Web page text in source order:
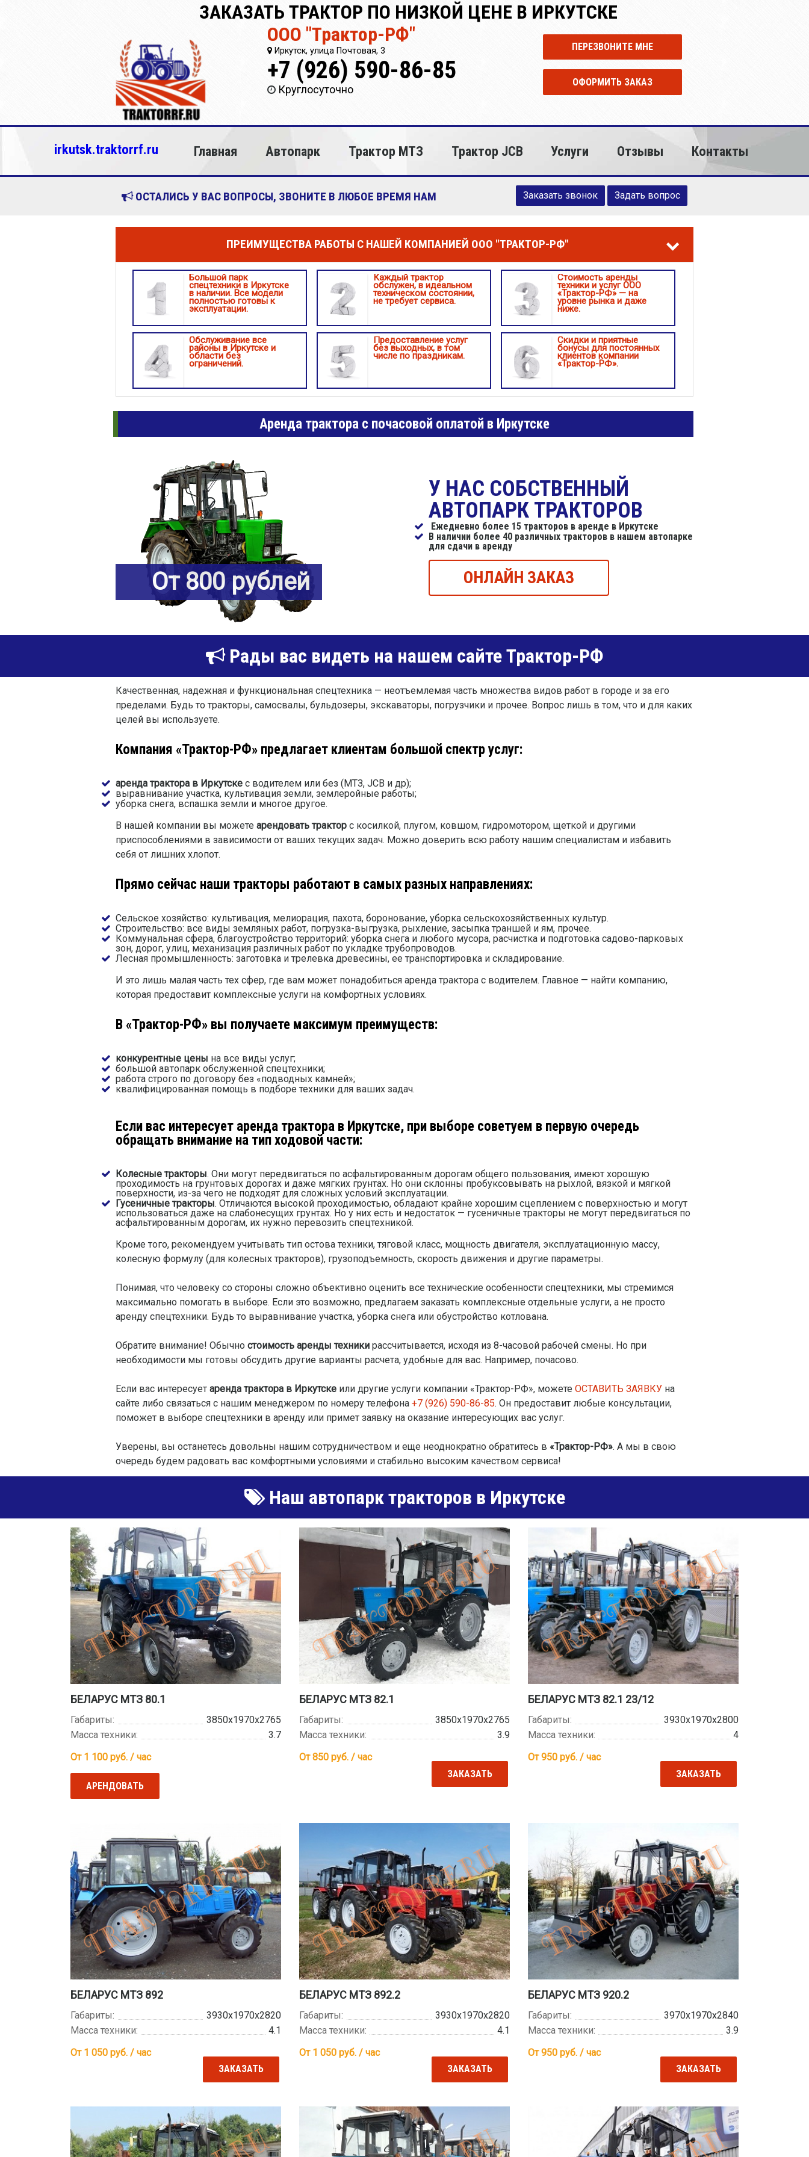
ЗАКАЗАТЬ ТРАКТОР ПО НИЗКОЙ ЦЕНЕ В ИРКУТСКЕ
ООО "Трактор-РФ"
Иркутск, улица Почтовая, 3
+7 (926) 590-86-85
Круглосуточно
ПЕРЕЗВОНИТЕ МНЕ
ОФОРМИТЬ ЗАКАЗ
irkutsk.traktorrf.ru Главная Автопарк Трактор МТЗ Трактор JCB Услуги Отзывы Контакты
ОСТАЛИСЬ У ВАС ВОПРОСЫ, ЗВОНИТЕ В ЛЮБОЕ ВРЕМЯ НАМ Заказать звонок Задать вопрос
ПРЕИМУЩЕСТВА РАБОТЫ С НАШЕЙ КОМПАНИЕЙ ООО "ТРАКТОР-РФ"
Большой парк
спецтехники в Иркутске
в наличии. Все модели
полностью готовы к
эксплуатации.
Каждый трактор
обслужен, в идеальном
техническом состоянии,
не требует сервиса.
Стоимость аренды
техники и услуг ООО
«Трактор-РФ» — на
уровне рынка и даже
ниже.
Обслуживание все
районы в Иркутске и
области без
ограничений.
Предоставление услуг
без выходных, в том
числе по праздникам.
Скидки и приятные
бонусы для постоянных
клиентов компании
«Трактор-РФ».
Аренда трактора с почасовой оплатой в Иркутске
От 800 рублей
У НАС СОБСТВЕННЫЙ
АВТОПАРК ТРАКТОРОВ
Ежедневно более 15 тракторов в аренде в Иркутске
В наличии более 40 различных тракторов в нашем автопарке
для сдачи в аренду
ОНЛАЙН ЗАКАЗ
Рады вас видеть на нашем сайте Трактор-РФ
Качественная, надежная и функциональная спецтехника — неотъемлемая часть множества видов работ в городе и за его
пределами. Будь то тракторы, самосвалы, бульдозеры, экскаваторы, погрузчики и прочее. Вопрос лишь в том, что и для каких
целей вы используете.
Компания «Трактор-РФ» предлагает клиентам большой спектр услуг:
аренда трактора в Иркутске с водителем или без (МТЗ, JCB и др);
выравнивание участка, культивация земли, землеройные работы;
уборка снега, вспашка земли и многое другое.
В нашей компании вы можете арендовать трактор с косилкой, плугом, ковшом, гидромотором, щеткой и другими
приспособлениями в зависимости от ваших текущих задач. Можно доверить всю работу нашим специалистам и избавить
себя от лишних хлопот.
Прямо сейчас наши тракторы работают в самых разных направлениях:
Сельское хозяйство: культивация, мелиорация, пахота, боронование, уборка сельскохозяйственных культур.
Строительство: все виды земляных работ, погрузка-выгрузка, рыхление, засыпка траншей и ям, прочее.
Коммунальная сфера, благоустройство территорий: уборка снега и любого мусора, расчистка и подготовка садово-парковых
зон, дорог, улиц, механизация различных работ по укладке трубопроводов.
Лесная промышленность: заготовка и трелевка древесины, ее транспортировка и складирование.
И это лишь малая часть тех сфер, где вам может понадобиться аренда трактора с водителем. Главное — найти компанию,
которая предоставит комплексные услуги на комфортных условиях.
В «Трактор-РФ» вы получаете максимум преимуществ:
конкурентные цены на все виды услуг;
большой автопарк обслуженной спецтехники;
работа строго по договору без «подводных камней»;
квалифицированная помощь в подборе техники для ваших задач.
Если вас интересует аренда трактора в Иркутске, при выборе советуем в первую очередь
обращать внимание на тип ходовой части:
Колесные тракторы. Они могут передвигаться по асфальтированным дорогам общего пользования, имеют хорошую
проходимость на грунтовых дорогах и даже мягких грунтах. Но они склонны пробуксовывать на рыхлой, вязкой и мягкой
поверхности, из-за чего не подходят для сложных условий эксплуатации.
Гусеничные тракторы. Отличаются высокой проходимостью, обладают крайне хорошим сцеплением с поверхностью и могут
использоваться даже на слабонесущих грунтах. Но у них есть и недостаток — гусеничные тракторы не могут передвигаться по
асфальтированным дорогам, их нужно перевозить спецтехникой.
Кроме того, рекомендуем учитывать тип остова техники, тяговой класс, мощность двигателя, эксплуатационную массу,
колесную формулу (для колесных тракторов), грузоподъемность, скорость движения и другие параметры.
Понимая, что человеку со стороны сложно объективно оценить все технические особенности спецтехники, мы стремимся
максимально помогать в выборе. Если это возможно, предлагаем заказать комплексные отдельные услуги, а не просто
аренду спецтехники. Будь то выравнивание участка, уборка снега или обустройство котлована.
Обратите внимание! Обычно стоимость аренды техники рассчитывается, исходя из 8-часовой рабочей смены. Но при
необходимости мы готовы обсудить другие варианты расчета, удобные для вас. Например, почасово.
Если вас интересует аренда трактора в Иркутске или другие услуги компании «Трактор-РФ», можете ОСТАВИТЬ ЗАЯВКУ на
сайте либо связаться с нашим менеджером по номеру телефона +7 (926) 590-86-85. Он предоставит любые консультации,
поможет в выборе спецтехники в аренду или примет заявку на оказание интересующих вас услуг.
Уверены, вы останетесь довольны нашим сотрудничеством и еще неоднократно обратитесь в «Трактор-РФ». А мы в свою
очередь будем радовать вас комфортными условиями и стабильно высоким качеством сервиса!
Наш автопарк тракторов в Иркутске
БЕЛАРУС МТЗ 80.1
Габариты:
3850х1970х2765
Масса техники:
3.7
От 1 100 руб. / час
АРЕНДОВАТЬ
БЕЛАРУС МТЗ 82.1
Габариты:
3850х1970х2765
Масса техники:
3.9
От 850руб. / час
ЗАКАЗАТЬ
БЕЛАРУС МТЗ 82.1 23/12
Габариты:
3930x1970x2800
Масса техники:
4
От 950руб. / час
ЗАКАЗАТЬ
БЕЛАРУС МТЗ 892
Габариты:
3930х1970х2820
Масса техники:
4.1
От 1 050 руб. / час
ЗАКАЗАТЬ
БЕЛАРУС МТЗ 892.2
Габариты:
3930х1970х2820
Масса техники:
4.1
От 1 050руб. / час
ЗАКАЗАТЬ
БЕЛАРУС МТЗ 920.2
Габариты:
3970х1970х2840
Масса техники:
3.9
От 950руб. / час
ЗАКАЗАТЬ